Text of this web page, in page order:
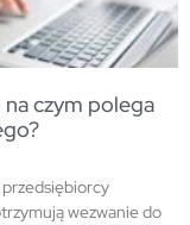
czym polega
wezwanie do